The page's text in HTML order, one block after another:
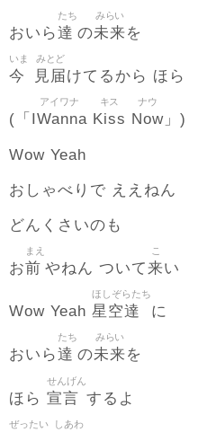
おいら達
たち
の未来
みらい
を
今
いま
見届
みとど
けてるから ほら
(「 IWanna
アイワナ
Kiss
キス
Now
ナウ
」)
Wow Yeah
おしゃべりで ええねん
どんくさいのも
お前
まえ
やねん ついて来
こ
い
Wow Yeah 星空達
ほしぞらたち
に
おいら達
たち
の未来
みらい
を
ほら 宣言
せんげん
するよ
ぜったい しあわ